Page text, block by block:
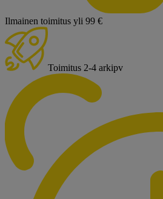
Ilmainen toimitus yli 99 €
Toimitus 2-4 arkipv